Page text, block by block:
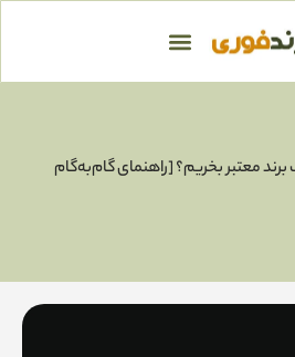
معتبر بخریم؟ [راهنمای گام‌به‌گام